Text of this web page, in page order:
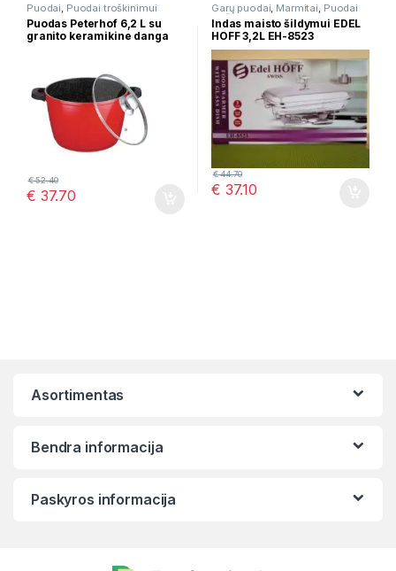
Puodai Puodai troškinimui
Puodas Peterhof 6,2 L su
granito keramikine danga
€ 37.70
€52.40
Garų puodai Marmitai Puodai
troškinimui
Indas maisto šildymui EDEL
HOFF 3,2L EH-8523
€ 37.10
€44.70
Asortimentas
Bendra informacija
Paskyros informacija